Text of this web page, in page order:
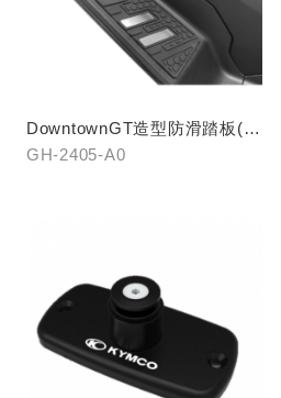
DowntownGT造型防滑踏板(前
組)
GH-2405-A0